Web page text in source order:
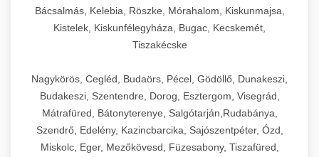
Bácsalmás, Kelebia, Röszke, Mórahalom, Kiskunmajsa,
Kistelek, Kiskunfélegyháza, Bugac, Kecskemét,
Tiszakécske
Nagykörös, Cegléd, Budaörs, Pécel, Gödöllő, Dunakeszi,
Budakeszi, Szentendre, Dorog, Esztergom, Visegrád,
Mátrafüred, Bátonyterenye, Salgótarján,Rudabánya,
Szendrő, Edelény, Kazincbarcika, Sajószentpéter, Ózd,
Miskolc, Eger, Mezőkövesd, Füzesabony, Tiszafüred,